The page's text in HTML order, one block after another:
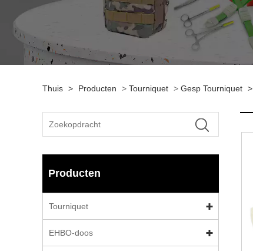
Thuis > Producten > Tourniquet > Gesp Tourniquet >
Producten
Tourniquet
EHBO-doos